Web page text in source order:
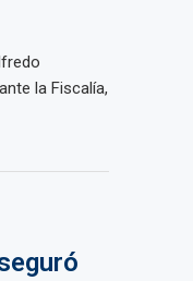
la Fiscalía,